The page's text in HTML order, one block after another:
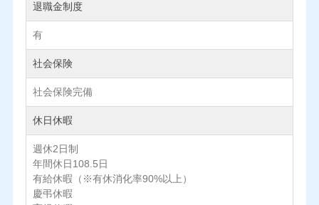
退職金制度
有
社会保険
社会保険完備
休日休暇
週休2日制
年間休日108.5日
有給休暇（※有休消化率90%以上）
慶弔休暇